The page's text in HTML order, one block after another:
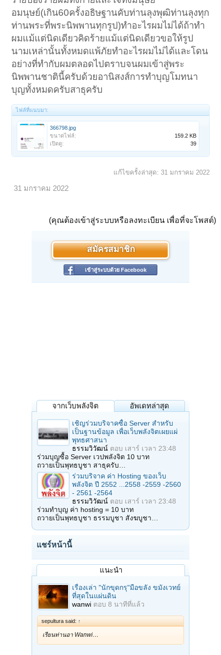
อมนุษย์(เกิน60ครั้งอธิษฐานคับท่านลุงพุฒิท่านลุงทุก
ท่านพระที่พระนิพพานทุกรูป)ทำอะไรผมไม่ได้ถ้าทำ
ผมแม้แต่นิดเดียวคิดร้ายแม้แต่นิดเดียวขอให้รูป
นามเหล่านั้นทั้งหมดแพ้ภัยทำอะไรผมไม่ได้และโดน
อย่างที่ทำกับผมตลอดไปตราบจนผมเข้าสู่พระ
นิพพานชาตินี้ครับด้วยอานิสงส์การทำบุญโมทนา
บุญทั้งหมดครับสาธุครับ
ไฟล์ที่แนบมา:
366798.jpg
ขนาดไฟล์:
159.2 KB
เปิดดู:
39
แก้ไขครั้งล่าสุด: 31 มกราคม 2022
31 มกราคม 2022
(คุณต้องเข้าสู่ระบบหรือลงทะเบียน เพื่อที่จะโพสต์)
สมัครสมาชิก
เข้าสู่ระบบด้วย Facebook
จากเว็บพลังจิต อัพเดทล่าสุด
เชิญร่วมบริจาคซื้อ Server สำหรับ
เป็นฐานข้อมูล เพื่อเว็บพลังจิตเผยแผ่
พุทธศาสนา
ธรรมวิวัฒน์ ตอบ เสาร์ เวลา 23:48
ร่วมบุญซื้อ Server เวปพลังจิต 10 บาท
ถวายเป็นพุทธบูชา สาธุครับ…
ร่วมบริจาค ค่า Hosting ของเว็บ
พลังจิต ปี 2552 ...2558 -2559 -2560
- 2561 -2564
ธรรมวิวัฒน์ ตอบ เสาร์ เวลา 23:48
ร่วมทำบุญ ค่า hosting = 10 บาท
ถวายเป็นพุทธบูชา ธรรมบูชา สังฆบูชา…
แชร์หน้านี้
แนะนำ
เรื่องเล่า "นักขุดกรุ"มือขลัง ขมังเวทย์
ที่สุดในแผ่นดิน
wanwi ตอบ 8 นาทีที่แล้ว
sepultura said: ↑
เรียนท่านอา Wanwi…